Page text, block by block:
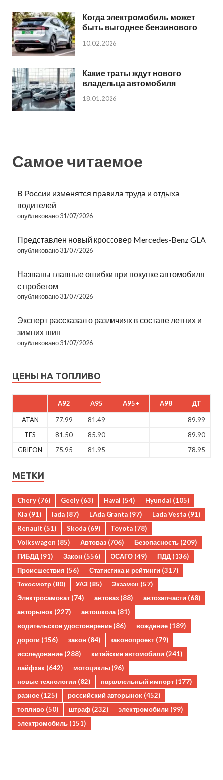
Когда электромобиль может
быть выгоднее бензинового
10.02.2026
Какие траты ждут нового
владельца автомобиля
18.01.2026
Самое читаемое
В России изменятся правила труда и отдыха
водителей
опубликовано 31/07/2026
Представлен новый кроссовер Mercedes-Benz GLA
опубликовано 31/07/2026
Названы главные ошибки при покупке автомобиля
с пробегом
опубликовано 31/07/2026
Эксперт рассказал о различиях в составе летних и
зимних шин
опубликовано 31/07/2026
ЦЕНЫ НА ТОПЛИВО
A92 A95 A95+ A98 ДТ
ATAN 77.99 81.49
89.99
TES
81.50 85.90
89.90
GRIFON
75.95 81.95 78.95
МЕТКИ
Chery (76) Geely (63) Haval (54) Hyundai (105)
Kia (91) lada (87) LAda Granta (97) Lada Vesta (91)
Renault (51) Skoda (69) Toyota (78)
Volkswagen (85) Автоваз (706) Безопасность (209)
ГИБДД (91) Закон (556) ОСАГО (49) ПДД (136)
Происшествия (56) Статистика и рейтинги (317)
Техосмотр (80) УАЗ (85) Экзамен (57)
Электросамокат (74) автоваз (88) автозапчасти (68)
авторынок (227) автошкола(81)
водительское удостоверение (86) вождение (189)
дороги (156) закон (84) законопроект (79)
исследование (288) китайские автомобили (241)
лайфхак (642) мотоциклы (96)
новые технологии (82) параллельный импорт (177)
разное (125) российский авторынок (452)
топливо (50) штраф (232) электромобили (99)
электромобиль (151)